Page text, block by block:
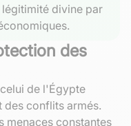
divine par
des
de l'Égypte
conflits armés.
menaces constantes